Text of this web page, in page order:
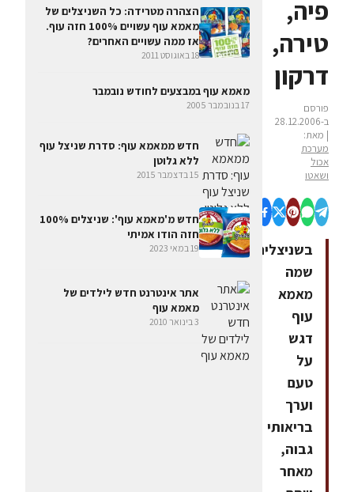
פיה,
טירה,
דרקון
פורסם
ב-28.12.2006
| מאת:
מערכת
אכול
ושאטו
בשניצלים
שמה
מאמא
עוף
דגש
על
טעם
וערך
בריאותי
גבוה,
מאחר
הצהרה מטרידה: כל השניצלים של
מאמא עוף עשויים 100% חזה עוף.
אז ממה עשויים האחרים?
18 באוגוסט 2011
מאמא עוף במבצעים לחודש נובמבר
17 בנובמבר 2005
חדש ממאמא עוף: סדרת שניצל עוף
ללא גלוטן
15 בדצמבר 2015
חדש מ'מאמא עוף': שניצלים 100%
חזה הודו אמיתי
19 במאי 2023
אתר אינטרנט חדש לילדים של
מאמא עוף
3 בינואר 2010